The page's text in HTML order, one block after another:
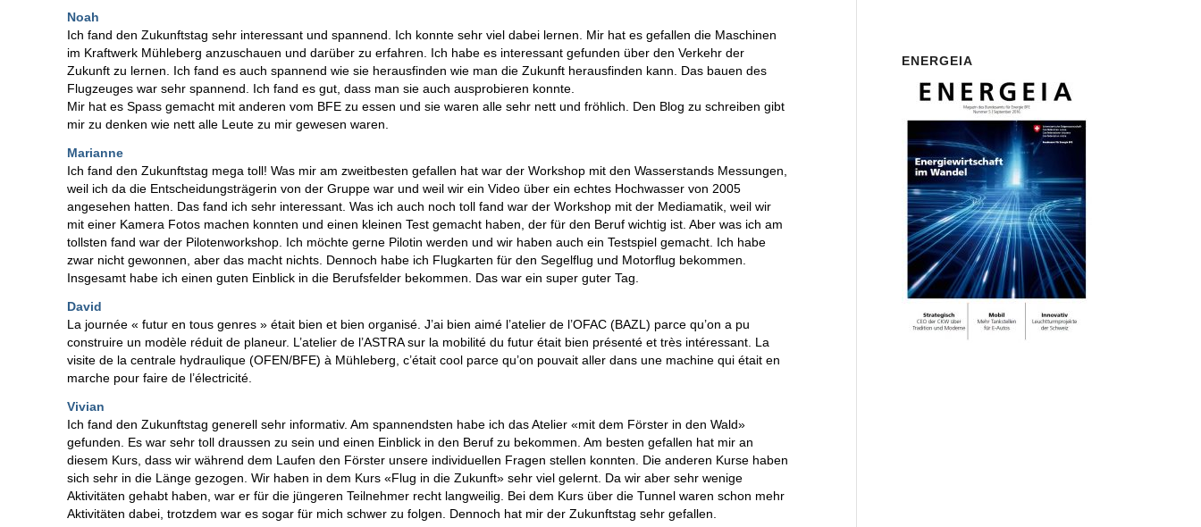
Noah
Ich fand den Zukunftstag sehr interessant und spannend. Ich konnte sehr viel dabei lernen. Mir hat es gefallen die Maschinen
im Kraftwerk Mühleberg anzuschauen und darüber zu erfahren. Ich habe es interessant gefunden über den Verkehr der
Zukunft zu lernen. Ich fand es auch spannend wie sie herausfinden wie man die Zukunft herausfinden kann. Das bauen des
Flugzeuges war sehr spannend. Ich fand es gut, dass man sie auch ausprobieren konnte.
Mir hat es Spass gemacht mit anderen vom BFE zu essen und sie waren alle sehr nett und fröhlich. Den Blog zu schreiben gibt
mir zu denken wie nett alle Leute zu mir gewesen waren.
Marianne
Ich fand den Zukunftstag mega toll! Was mir am zweitbesten gefallen hat war der Workshop mit den Wasserstands Messungen,
weil ich da die Entscheidungsträgerin von der Gruppe war und weil wir ein Video über ein echtes Hochwasser von 2005
angesehen hatten. Das fand ich sehr interessant. Was ich auch noch toll fand war der Workshop mit der Mediamatik, weil wir
mit einer Kamera Fotos machen konnten und einen kleinen Test gemacht haben, der für den Beruf wichtig ist. Aber was ich am
tollsten fand war der Pilotenworkshop. Ich möchte gerne Pilotin werden und wir haben auch ein Testspiel gemacht. Ich habe
zwar nicht gewonnen, aber das macht nichts. Dennoch habe ich Flugkarten für den Segelflug und Motorflug bekommen.
Insgesamt habe ich einen guten Einblick in die Berufsfelder bekommen. Das war ein super guter Tag.
David
La journée « futur en tous genres » était bien et bien organisé. J’ai bien aimé l’atelier de l’OFAC (BAZL) parce qu’on a pu
construire un modèle réduit de planeur. L’atelier de l’ASTRA sur la mobilité du futur était bien présenté et très intéressant. La
visite de la centrale hydraulique (OFEN/BFE) à Mühleberg, c’était cool parce qu’on pouvait aller dans une machine qui était en
marche pour faire de l’électricité.
Vivian
Ich fand den Zukunftstag generell sehr informativ. Am spannendsten habe ich das Atelier «mit dem Förster in den Wald»
gefunden. Es war sehr toll draussen zu sein und einen Einblick in den Beruf zu bekommen. Am besten gefallen hat mir an
diesem Kurs, dass wir während dem Laufen den Förster unsere individuellen Fragen stellen konnten. Die anderen Kurse haben
sich sehr in die Länge gezogen. Wir haben in dem Kurs «Flug in die Zukunft» sehr viel gelernt. Da wir aber sehr wenige
Aktivitäten gehabt haben, war er für die jüngeren Teilnehmer recht langweilig. Bei dem Kurs über die Tunnel waren schon mehr
Aktivitäten dabei, trotzdem war es sogar für mich schwer zu folgen. Dennoch hat mir der Zukunftstag sehr gefallen.
ENERGEIA